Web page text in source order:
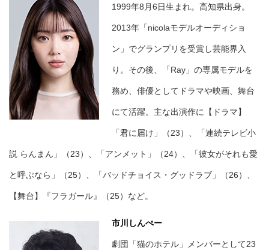
1999年8月6日生まれ。高知県出身。
2013年「nicolaモデルオーディショ
ン」でグランプリを受賞し芸能界入
り。その後、「Ray」の専属モデルを
務め、俳優としてドラマや映画、舞台
にて活躍。主な出演作に【ドラマ】
「君に届け」（23）、「連続テレビ小
説 らんまん」（23）、「アンメット」（24）、「彼女がそれも愛
と呼ぶなら」（25）、「バッドチョイス・グッドラブ」（26）、
【舞台】『フラガール』（25）など。
市川しんぺー
劇団「猫のホテル」メンバーとして23